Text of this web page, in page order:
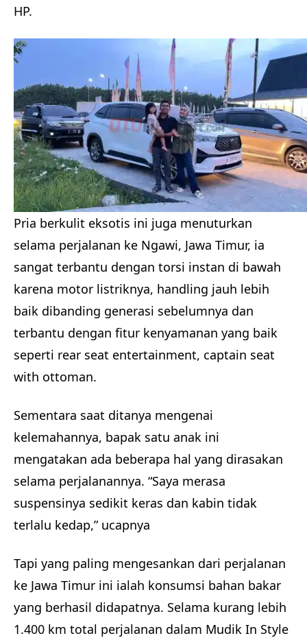
HP.
Pria berkulit eksotis ini juga menuturkan
selama perjalanan ke Ngawi, Jawa Timur, ia
sangat terbantu dengan torsi instan di bawah
karena motor listriknya, handling jauh lebih
baik dibanding generasi sebelumnya dan
terbantu dengan fitur kenyamanan yang baik
seperti rear seat entertainment, captain seat
with ottoman.
Sementara saat ditanya mengenai
kelemahannya, bapak satu anak ini
mengatakan ada beberapa hal yang dirasakan
selama perjalanannya. “Saya merasa
suspensinya sedikit keras dan kabin tidak
terlalu kedap,” ucapnya
Tapi yang paling mengesankan dari perjalanan
ke Jawa Timur ini ialah konsumsi bahan bakar
yang berhasil didapatnya. Selama kurang lebih
1.400 km total perjalanan dalam Mudik In Style